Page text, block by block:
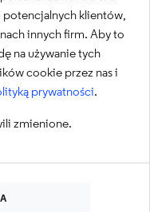
klientów,
innych firm. Aby to
na używanie tych
cookie przez nas i
prywatności.
zmienione.